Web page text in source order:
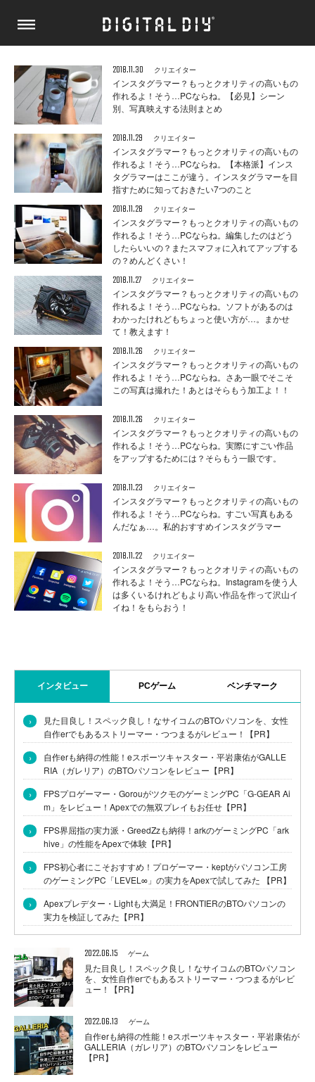
2018.11.30 クリエイター
インスタグラマー？もっとクオリティの高いもの
作れるよ！そう…PCならね。【必見】シーン
別、写真映えする法則まとめ
2018.11.29 クリエイター
インスタグラマー？もっとクオリティの高いもの
作れるよ！そう…PCならね。【本格派】インス
タグラマーはここが違う。インスタグラマーを目
指すために知っておきたい7つのこと
2018.11.28 クリエイター
インスタグラマー？もっとクオリティの高いもの
作れるよ！そう…PCならね。編集したのはどう
したらいいの？またスマフォに入れてアップする
の？めんどくさい！
2018.11.27 クリエイター
インスタグラマー？もっとクオリティの高いもの
作れるよ！そう…PCならね。ソフトがあるのは
わかったけれどもちょっと使い方が…。まかせ
て！教えます！
2018.11.26 クリエイター
インスタグラマー？もっとクオリティの高いもの
作れるよ！そう…PCならね。さあ一眼でそこそ
この写真は撮れた！あとはそらもう加工よ！！
2018.11.26 クリエイター
インスタグラマー？もっとクオリティの高いもの
作れるよ！そう…PCならね。実際にすごい作品
をアップするためには？そらもう一眼です。
2018.11.23 クリエイター
インスタグラマー？もっとクオリティの高いもの
作れるよ！そう…PCならね。すごい写真もある
んだなぁ…。私的おすすめインスタグラマー
2018.11.22 クリエイター
インスタグラマー？もっとクオリティの高いもの
作れるよ！そう…PCならね。Instagramを使う人
は多くいるけれどもより高い作品を作って沢山イ
イね！をもらおう！
インタビュー PCゲーム ベンチマーク
›
見た目良し！スペック良し！なサイコムのBTOパソコンを、女性
自作erでもあるストリーマー・つつまるがレビュー！【PR】
›
自作erも納得の性能！eスポーツキャスター・平岩康佑がGALLE
RIA（ガレリア）のBTOパソコンをレビュー【PR】
›
FPSプロゲーマー・GorouがツクモのゲーミングPC「G-GEAR Ai
m」をレビュー！Apexでの無双プレイもお任せ【PR】
›
FPS界屈指の実力派・GreedZzも納得！arkのゲーミングPC「ark
hive」の性能をApexで体験【PR】
›
FPS初心者にこそおすすめ！プロゲーマー・keptがパソコン工房
のゲーミングPC「LEVEL∞」の実力をApexで試してみた 【PR】
›
Apexプレデター・Lightも大満足！FRONTIERのBTOパソコンの
実力を検証してみた【PR】
2022.06.15 ゲーム
見た目良し！スペック良し！なサイコムのBTOパソコン
を、女性自作erでもあるストリーマー・つつまるがレビ
ュー！【PR】
2022.06.13 ゲーム
自作erも納得の性能！eスポーツキャスター・平岩康佑が
GALLERIA（ガレリア）のBTOパソコンをレビュー
【PR】